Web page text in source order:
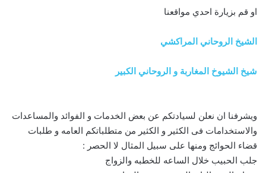
او قم بزيارة احدي مواقعنا
الشيخ الروحاني المراكشي
شيخ الشيوخ المغاربة و الروحاني الكبير
ويشرفنا ان نعلن لسيادتكم عن بعض الخدمات و الفوائد والمساعدات
والاستخدامات فى الكثير و الكثير من متطلباتكم العامه و طلبات
قضاء الحوائج ومنها على سبيل المثال لا الحصر :
جلب الحبيب خلال الساعه للخطبه والزواج